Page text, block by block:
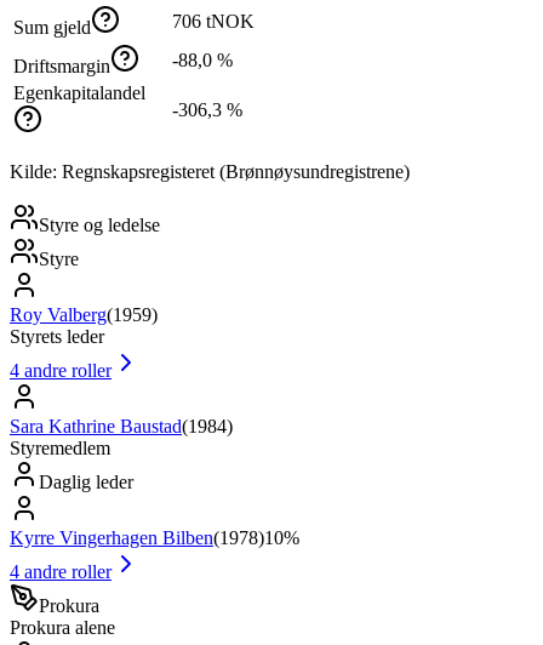
Sum gjeld 706 tNOK
Driftsmargin
-88,0 %
Egenkapitalandel
-306,3 %
Kilde: Regnskapsregisteret (Brønnøysundregistrene)
Styre og ledelse
Styre
Roy Valberg(1959)
Styrets leder
4 andre roller
Sara Kathrine Baustad(1984)
Styremedlem
Daglig leder
Kyrre Vingerhagen Bilben(1978)10%
4 andre roller
Prokura
Prokura alene